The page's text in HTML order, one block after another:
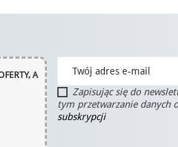
A
Zapisując się do
tym przetwarzanie danych
subskrypcji